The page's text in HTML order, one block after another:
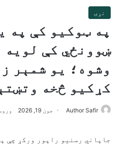
نړۍ
په ټوکیو کې په
ښوونځي کې لویه
وشوه؛ یو شمېر
کړکیو څخه
Author Safir جون 19, 2026
جاپاني رسنیو راپور ورکړ چې